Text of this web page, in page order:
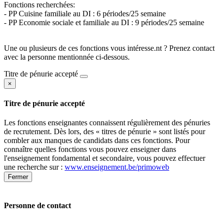
Fonctions recherchées:
- PP Cuisine familiale au DI : 6 périodes/25 semaine
- PP Economie sociale et familiale au DI : 9 périodes/25 semaine
Une ou plusieurs de ces fonctions vous intéresse.nt ? Prenez contact
avec la personne mentionnée ci-dessous.
Titre de pénurie accepté
×
Titre de pénurie accepté
Les fonctions enseignantes connaissent régulièrement des pénuries
de recrutement. Dès lors, des « titres de pénurie » sont listés pour
combler aux manques de candidats dans ces fonctions. Pour
connaître quelles fonctions vous pouvez enseigner dans
l'enseignement fondamental et secondaire, vous pouvez effectuer
une recherche sur : www.enseignement.be/primoweb
Fermer
Personne de contact